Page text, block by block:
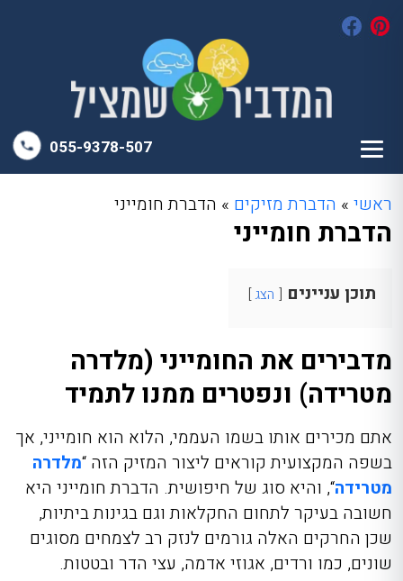
055-9378-507
ראשי » הדברת מזיקים » הדברת חומייני
הדברת חומייני
תוכן עניינים הצג
מדבירים את החומייני (מלדרה
מטרידה) ונפטרים ממנו לתמיד
אתם מכירים אותו בשמו העממי, הלוא הוא חומייני, אך
בשפה המקצועית קוראים ליצור המזיק הזה “מלדרה
מטרידה“, והיא סוג של חיפושית. הדברת חומייני היא
חשובה בעיקר לתחום החקלאות וגם בגינות ביתיות,
שכן החרקים האלה גורמים לנזק רב לצמחים מסוגים
שונים, כמו ורדים, אגוזי אדמה, עצי הדר ובטטות.